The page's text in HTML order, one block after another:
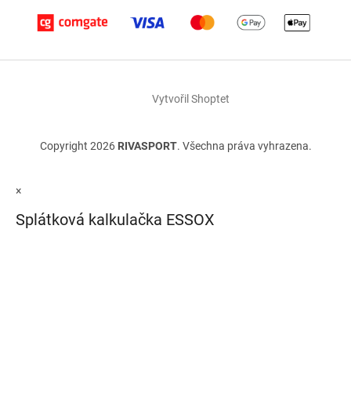
Vytvořil Shoptet
Copyright 2026 RIVASPORT. Všechna práva vyhrazena.
×
Splátková kalkulačka ESSOX